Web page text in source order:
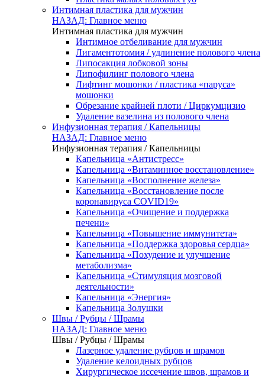
Интимная пластика для мужчин
НАЗАД: Главное меню
Интимная пластика для мужчин
Интимное отбеливание для мужчин
Лигаментотомия / удлинение полового члена
Липосакция лобковой зоны
Липофилинг полового члена
Лифтинг мошонки / пластика «паруса»
мошонки
Обрезание крайней плоти / Циркумцизио
Удаление вазелина из полового члена
Инфузионная терапия / Капельницы
НАЗАД: Главное меню
Инфузионная терапия / Капельницы
Капельница «Антистресс»
Капельница «Витаминное восстановление»
Капельница «Восполнение железа»
Капельница «Восстановление после
коронавируса COVID19»
Капельница «Очищение и поддержка
печени»
Капельница «Повышение иммунитета»
Капельница «Поддержка здоровья сердца»
Капельница «Похудение и улучшение
метаболизма»
Капельница «Стимуляция мозговой
деятельности»
Капельница «Энергия»
Капельница Золушки
Швы / Рубцы / Шрамы
НАЗАД: Главное меню
Швы / Рубцы / Шрамы
Лазерное удаление рубцов и шрамов
Удаление келоидных рубцов
Хирургическое иссечение швов, шрамов и